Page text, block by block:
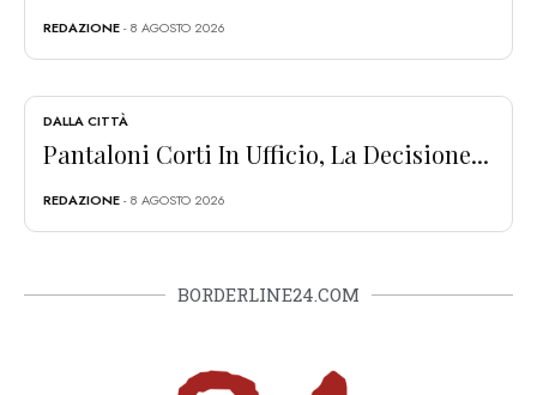
REDAZIONE- 8 AGOSTO 2026
DALLA CITTÀ
Pantaloni Corti In Ufficio, La Decisione...
REDAZIONE- 8 AGOSTO 2026
BORDERLINE24.COM